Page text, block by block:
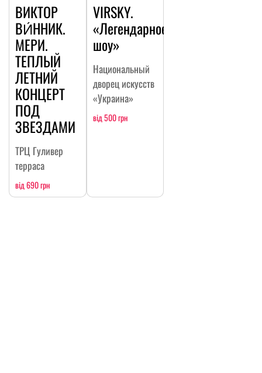
ВИКТОР
ВИ́ННИК.
МЕРИ.
ТЕПЛЫЙ
ЛЕТНИЙ
КОНЦЕРТ
ПОД
ЗВЕЗДАМИ
ТРЦ Гуливер
терраса
від 690 грн
VIRSKY.
«Легендарное
шоу»
Национальный
дворец искусств
«Украина»
від 500 грн